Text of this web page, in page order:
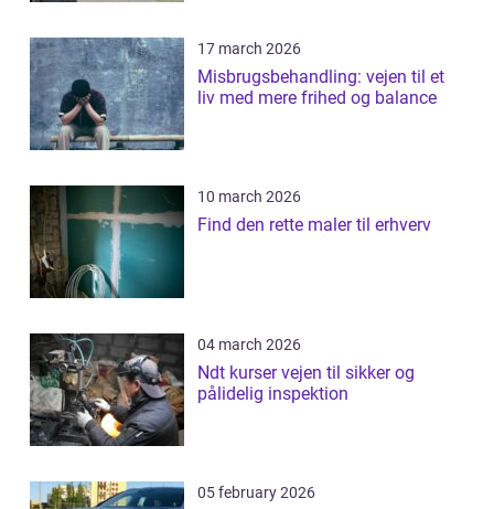
17 march 2026
Misbrugsbehandling: vejen til et
liv med mere frihed og balance
10 march 2026
Find den rette maler til erhverv
04 march 2026
Ndt kurser vejen til sikker og
pålidelig inspektion
05 february 2026